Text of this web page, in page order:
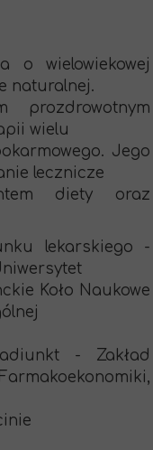
o wielowiekowej
naturalnej.
prozdrowotnym
wielu
Jego
lecznicze
diety oraz
lekarskiego -
Koło Naukowe
- Zakład